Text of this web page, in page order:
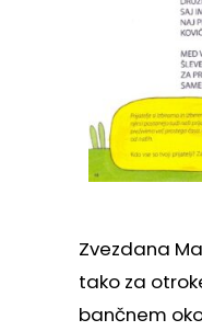
Zvezdana
tako za
bančnem